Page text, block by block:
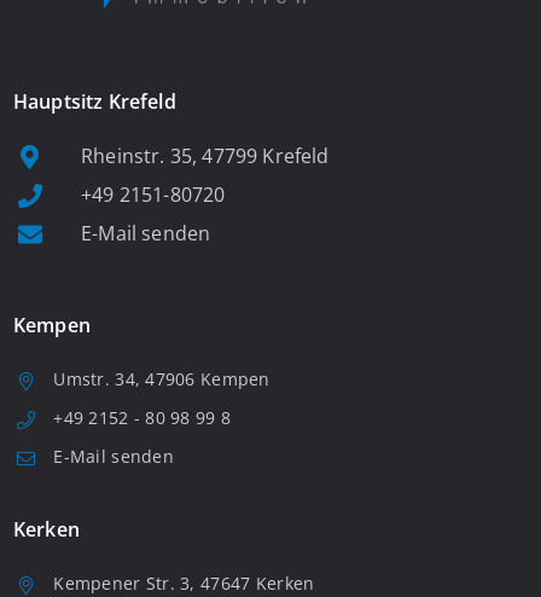
Hauptsitz Krefeld
Rheinstr. 35, 47799 Krefeld
+49 2151-80720
E-Mail senden
Kempen
Umstr. 34, 47906 Kempen
+49 2152 - 80 98 99 8
E-Mail senden
Kerken
Kempener Str. 3, 47647 Kerken